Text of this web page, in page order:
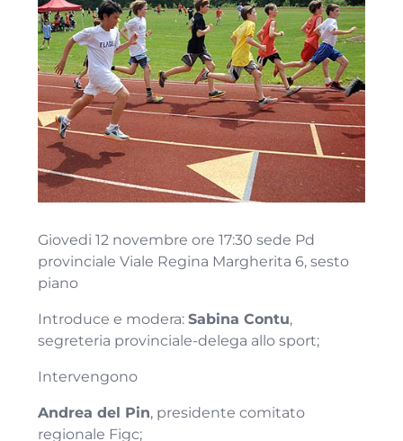
Giovedi 12 novembre ore 17:30 sede Pd
provinciale Viale Regina Margherita 6, sesto
piano
Introduce e modera: Sabina Contu,
segreteria provinciale-delega allo sport;
Intervengono
Andrea del Pin, presidente comitato
regionale Figc;